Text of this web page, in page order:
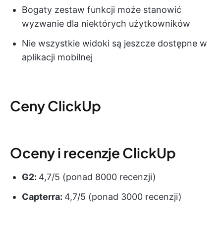
Bogaty zestaw funkcji może stanowić
wyzwanie dla niektórych użytkowników
Nie wszystkie widoki są jeszcze dostępne w
aplikacji mobilnej
Ceny ClickUp
Oceny i recenzje ClickUp
G2: 4,7/5 (ponad 8000 recenzji)
Capterra: 4,7/5 (ponad 3000 recenzji)